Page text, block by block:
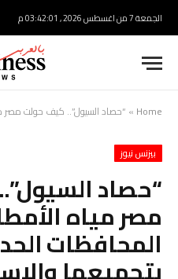
الجمعة 7 من اغسطس 2026 , 03:42:02 م
Home
» “حصاد السيول”.. كيف حولت مصر مياه الأمطار في
بيزنس نيوز
“حصاد
مصر مياه
المحافظات